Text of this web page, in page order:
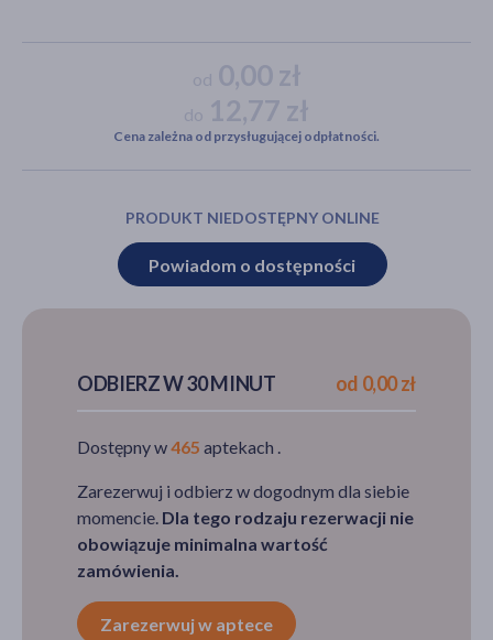
od 0,00 zł
do 12,77 zł
Cena zależna od przysługującej odpłatności.
PRODUKT NIEDOSTĘPNY ONLINE
Powiadom o dostępności
ODBIERZ W 30 MINUT od 0,00 zł
Dostępny w465 aptekach .
Zarezerwuj i odbierz w dogodnym dla siebie
momencie. Dla tego rodzaju rezerwacji nie
obowiązuje minimalna wartość
zamówienia.
Zarezerwuj w aptece